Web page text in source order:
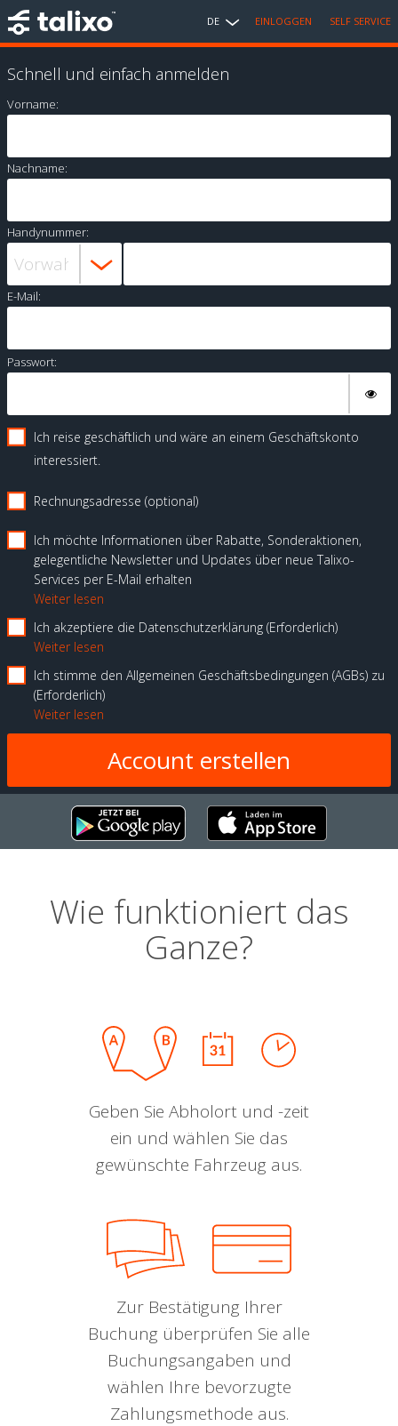
DE EINLOGGEN SELF SERVICE
Schnell und einfach anmelden
Vorname:
Nachname:
Handynummer:
E-Mail:
Passwort:
Ich reise geschäftlich und wäre an einem Geschäftskonto
interessiert.
Rechnungsadresse (optional)
Ich möchte Informationen über Rabatte, Sonderaktionen,
gelegentliche Newsletter und Updates über neue Talixo-
Services per E-Mail erhalten
Weiter lesen
Ich akzeptiere die Datenschutzerklärung Erforderlich
Weiter lesen
Ich stimme den Allgemeinen Geschäftsbedingungen (AGBs) zu
Erforderlich
Weiter lesen
Wie funktioniert das
Ganze?
Geben Sie Abholort und -zeit
ein und wählen Sie das
gewünschte Fahrzeug aus.
Zur Bestätigung Ihrer
Buchung überprüfen Sie alle
Buchungsangaben und
wählen Ihre bevorzugte
Zahlungsmethode aus.